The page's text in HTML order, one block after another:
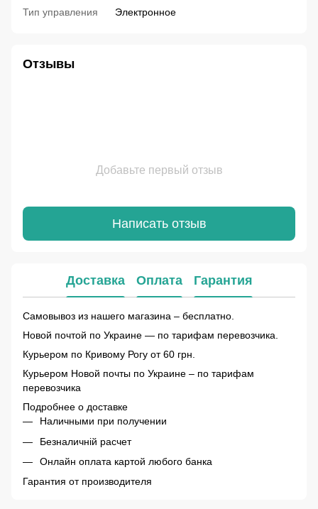
Тип управления Электронное
Отзывы
Добавьте первый отзыв
Написать отзыв
Доставка Оплата Гарантия
Самовывоз из нашего магазина – бесплатно.
Новой почтой по Украине — по тарифам перевозчика.
Курьером по Кривому Рогу от 60 грн.
Курьером Новой почты по Украине – по тарифам
перевозчика
Подробнее о доставке
Наличными при получении
Безналичній расчет
Онлайн оплата картой любого банка
Гарантия от производителя